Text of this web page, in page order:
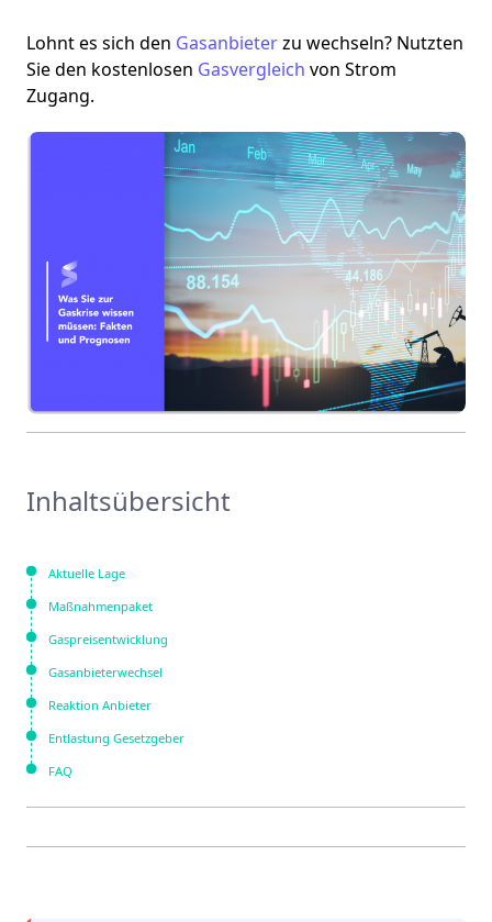
Inhaltsübersicht
Aktuelle Lage
Maßnahmenpaket
Gaspreisentwicklung
Gasanbieterwechsel
Reaktion Anbieter
Entlastung Gesetzgeber
FAQ
Lohnt es sich den Gasanbieterzu wechseln? Nutzten
Sie den kostenlosen Gasvergleich von Strom
Zugang.